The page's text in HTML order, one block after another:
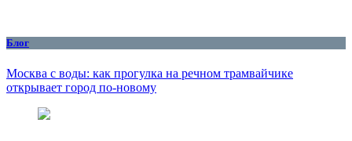
Блог
Москва с воды: как прогулка на речном трамвайчике
открывает город по‑новому